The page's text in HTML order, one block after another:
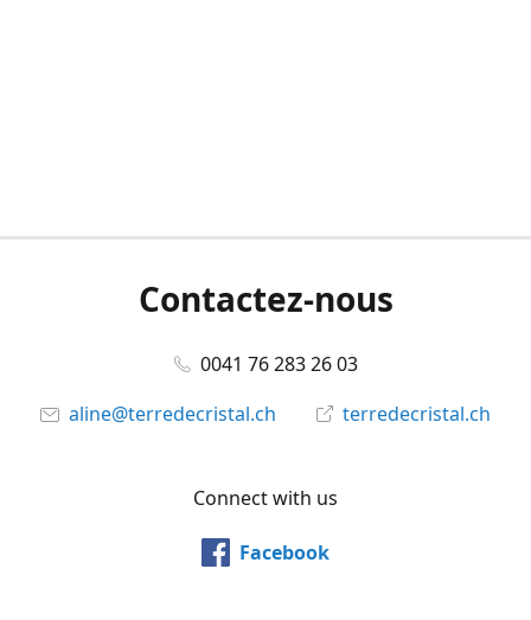
Contactez-nous
0041 76 283 26 03
aline@terredecristal.ch
terredecristal.ch
Connect with us
Facebook